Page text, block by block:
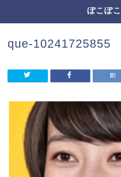
ぽこぽ
que-10241725855